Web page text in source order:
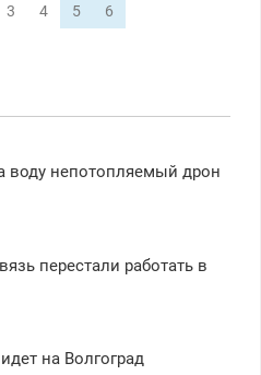
3 4 5 6
воду непотопляемый дрон
перестали работать в
на Волгоград